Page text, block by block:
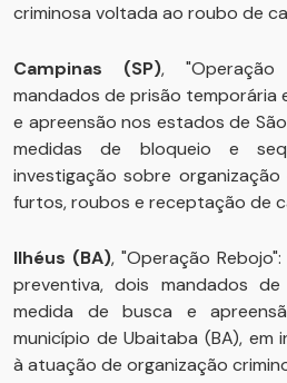
criminosa voltada ao roubo de
Campinas (SP), "Operação
mandados de prisão temporária
e apreensão nos estados de
medidas de bloqueio e
investigação sobre
furtos, roubos e receptação de
Ilhéus (BA), "Operação
preventiva, dois mandados
medida de busca e
município de Ubaitaba (BA), em
à atuação de organização